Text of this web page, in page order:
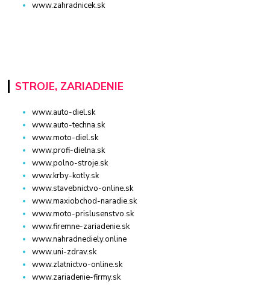
www.zahradnicek.sk
STROJE, ZARIADENIE
www.auto-diel.sk
www.auto-techna.sk
www.moto-diel.sk
www.profi-dielna.sk
www.polno-stroje.sk
www.krby-kotly.sk
www.stavebnictvo-online.sk
www.maxiobchod-naradie.sk
www.moto-prislusenstvo.sk
www.firemne-zariadenie.sk
www.nahradnediely.online
www.uni-zdrav.sk
www.zlatnictvo-online.sk
www.zariadenie-firmy.sk